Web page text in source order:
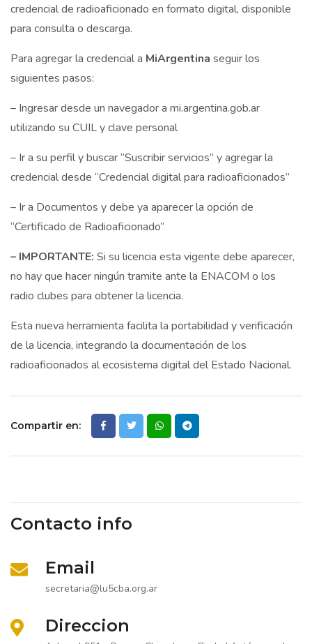
credencial de radioaficionado en formato digital, disponible
para consulta o descarga.
Para agregar la credencial a MiArgentina seguir los
siguientes pasos:
– Ingresar desde un navegador a mi.argentina.gob.ar
utilizando su CUIL y clave personal
– Ir a su perfil y buscar “Suscribir servicios” y agregar la
credencial desde “Credencial digital para radioaficionados”
– Ir a Documentos y debe ya aparecer la opción de
“Certificado de Radioaficionado”
– IMPORTANTE: Si su licencia esta vigente debe aparecer,
no hay que hacer ningún tramite ante la ENACOM o los
radio clubes para obtener la licencia.
Esta nueva herramienta facilita la portabilidad y verificación
de la licencia, integrando la documentación de los
radioaficionados al ecosistema digital del Estado Nacional.
Compartir en:
Contacto info
Email
secretaria@lu5cba.org.ar
Direccion